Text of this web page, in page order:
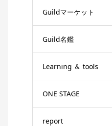
Guildマーケット
Guild名鑑
Learning ＆ tools
ONE STAGE
report